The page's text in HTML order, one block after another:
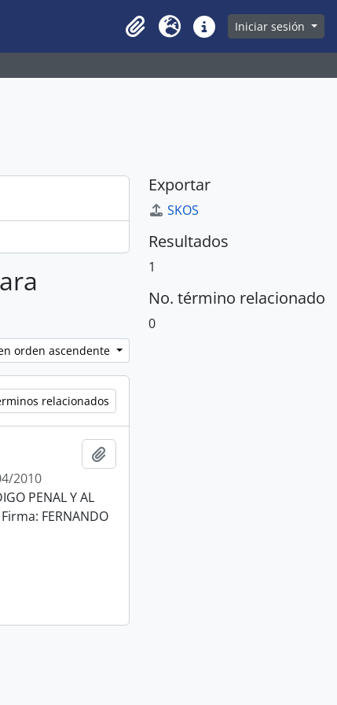
Clipboard
Idioma Enlaces rápidos
Iniciar sesión
orden ascendente
relacionados
2010
PENAL Y AL
FERNANDO
Exportar
SKOS
Resultados
1
No. término relacionado
0